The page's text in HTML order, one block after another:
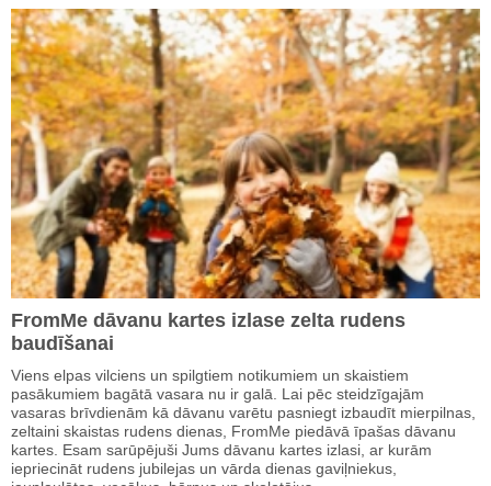
FromMe dāvanu kartes izlase zelta rudens
baudīšanai
Viens elpas vilciens un spilgtiem notikumiem un skaistiem
pasākumiem bagātā vasara nu ir galā. Lai pēc steidzīgajām
vasaras brīvdienām kā dāvanu varētu pasniegt izbaudīt mierpilnas,
zeltaini skaistas rudens dienas, FromMe piedāvā īpašas dāvanu
kartes. Esam sarūpējuši Jums dāvanu kartes izlasi, ar kurām
iepriecināt rudens jubilejas un vārda dienas gaviļniekus,